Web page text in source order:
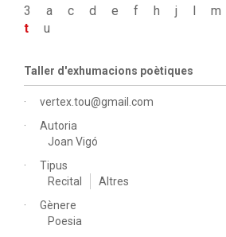
3 a c d e f h j l m
t
u
Taller d'exhumacions poètiques
vertex.tou@gmail.com
Autoria
Joan Vigó
Tipus
Recital
Altres
Gènere
Poesia